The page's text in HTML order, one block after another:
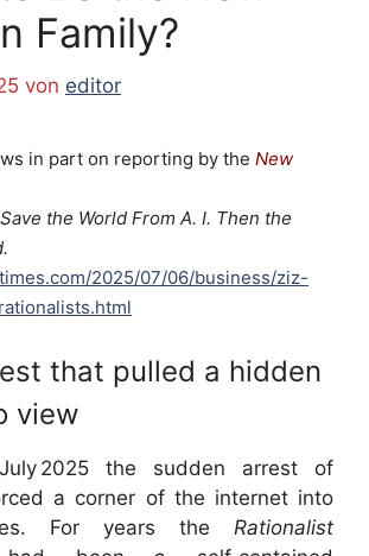
Family?
von editor
in part on reporting by the New
the World From A. I. Then the
2025/07/06/business/ziz-
that pulled a hidden
view
2025 the sudden arrest of
a corner of the internet into
For years the Rationalist